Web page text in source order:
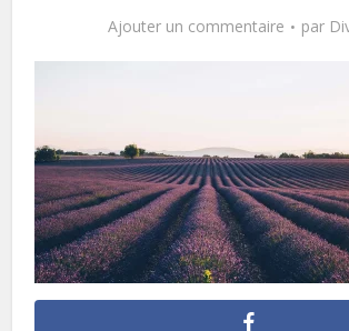
Ajouter un commentaire par